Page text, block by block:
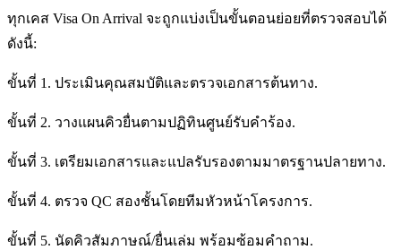
ทุกเคส Visa On Arrival จะถูกแบ่งเป็นขั้นตอนย่อยที่ตรวจสอบได้
ดังนี้:
ขั้นที่ 1. ประเมินคุณสมบัติและตรวจเอกสารต้นทาง.
ขั้นที่ 2. วางแผนคิวยื่นตามปฏิทินศูนย์รับคำร้อง.
ขั้นที่ 3. เตรียมเอกสารและแปลรับรองตามมาตรฐานปลายทาง.
ขั้นที่ 4. ตรวจ QC สองชั้นโดยทีมหัวหน้าโครงการ.
ขั้นที่ 5. นัดคิวสัมภาษณ์/ยื่นเล่ม พร้อมซ้อมคำถาม.